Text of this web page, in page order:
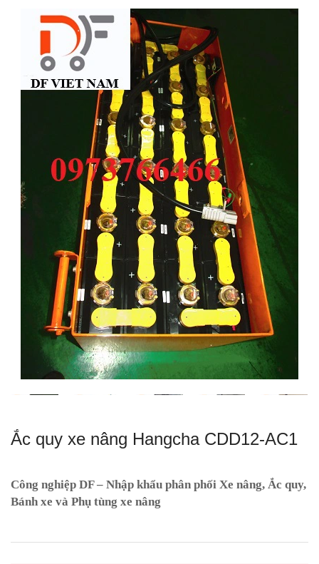
Ắc quy xe nâng Hangcha CDD12-AC1
Công nghiệp DF – Nhập khẩu phân phối Xe nâng, Ắc quy,
Bánh xe và Phụ tùng xe nâng